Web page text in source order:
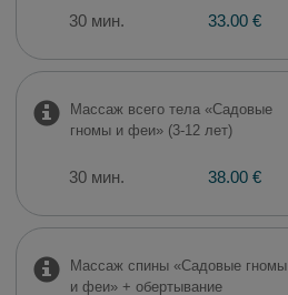
30 мин. 33.00 €
Массаж всего тела «Садовые
гномы и феи» (3-12 лет)
30 мин. 38.00 €
Массаж спины «Садовые гномы
и феи» + обертывание